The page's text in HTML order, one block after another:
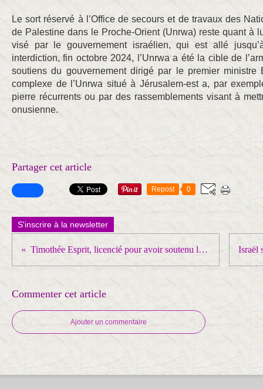
Le sort réservé à l’Office de secours et de travaux des
de Palestine dans le Proche-Orient (Unrwa) reste quant à
visé par le gouvernement israélien, qui est allé
interdiction, fin octobre 2024, l’Unrwa a été la cible de
soutiens du gouvernement dirigé par le premier ministre
complexe de l’Unrwa situé à Jérusalem-est a, par
pierre récurrents ou par des rassemblements visant à
onusienne.
Partager cet article
Repost 0
S'inscrire à la newsletter
Timothée Esprit, licencié pour avoir soutenu la Palestine : soyons nombreux à Pau pour le soutenir !
Commenter cet article
Ajouter un commentaire